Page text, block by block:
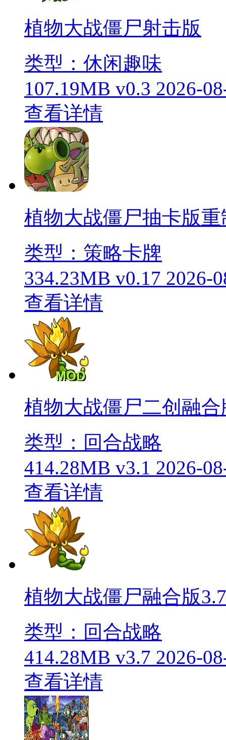
植物大战僵尸射击版
类型：休闲趣味
107.19MB v0.3 2026-
查看详情
植物大战僵尸抽卡版重
类型：策略卡牌
334.23MB v0.17 2026-
查看详情
植物大战僵尸二创融合
类型：回合战略
414.28MB v3.1 2026-
查看详情
植物大战僵尸融合版3.7
类型：回合战略
414.28MB v3.7 2026-
查看详情